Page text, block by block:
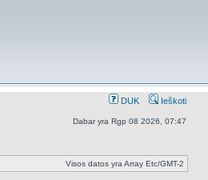
DUK Ieškoti
Dabar yra Rgp 08 2026, 07:47
Visos datos yra Array Etc/GMT-2